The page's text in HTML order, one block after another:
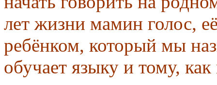
лет жизни мамин голос,
ребёнком, который мы
обучает языку и тому, как